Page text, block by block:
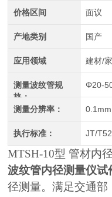
价格区间 面议
产地类别 国产
应用领域 建材/
测量波纹管规
格：
Φ20-
测量分辨率： 0.1mm
执行标准： JT/
MTSH-10型 管材内
波纹管内径测量仪试
径测量。满足交通部